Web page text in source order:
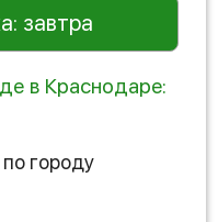
завтра
в Краснодаре:
городу